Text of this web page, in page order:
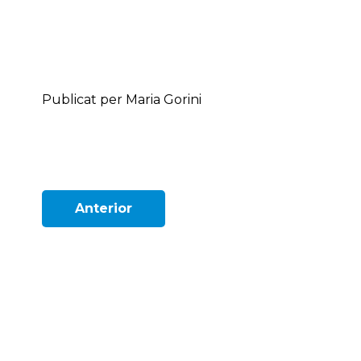
Publicat per Maria Gorini
Anterior